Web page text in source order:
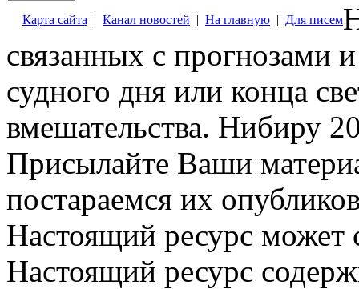
Карта сайта | Канал новостей | На главную | Для писем
связанных с прогнозами
судного дня или конца
вмешательства. Нибиру
Присылайте Ваши
постараемся их
Настоящий ресурс может
Настоящий ресурс